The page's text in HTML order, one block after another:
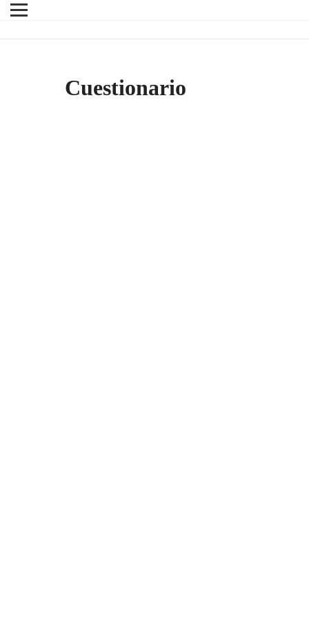
Cuestionario